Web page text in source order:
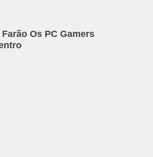
Os PC Gamers